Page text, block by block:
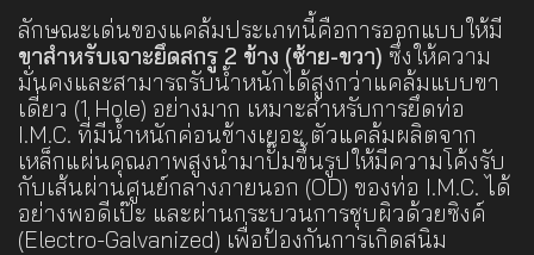
ลักษณะเด่นของแคล้มประเภทนี้คือการออกแบบให้มี
ขาสำหรับเจาะยึดสกรู 2 ข้าง (ซ้าย-ขวา) ซึ่งให้ความ
มั่นคงและสามารถรับน้ำหนักได้สูงกว่าแคล้มแบบขา
เดี่ยว (1 Hole) อย่างมาก เหมาะสำหรับการยึดท่อ
I.M.C. ที่มีน้ำหนักค่อนข้างเยอะ ตัวแคล้มผลิตจาก
เหล็กแผ่นคุณภาพสูงนำมาปั๊มขึ้นรูปให้มีความโค้งรับ
กับเส้นผ่านศูนย์กลางภายนอก (OD) ของท่อ I.M.C. ได้
อย่างพอดีเป๊ะ และผ่านกระบวนการชุบผิวด้วยซิงค์
(Electro-Galvanized) เพื่อป้องกันการเกิดสนิม